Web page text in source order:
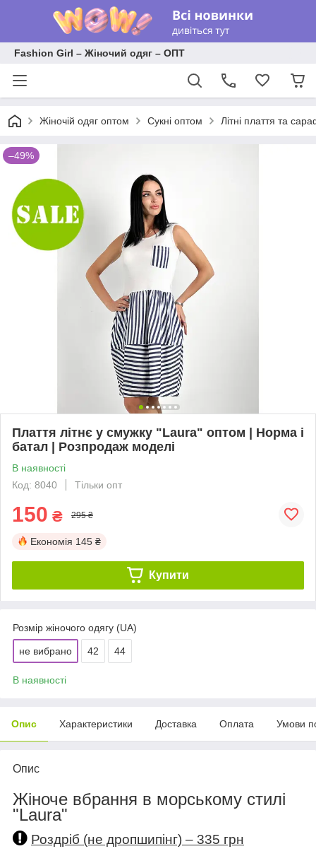
Fashion Girl – Жіночий одяг – ОПТ
Жіночій одяг оптом Сукні оптом Літні плаття та
–49%
Плаття літнє у смужку "Laura" оптом | Норма і
батал | Розпродаж моделі
В наявності
Код: 8040
Тільки опт
150 ₴ 295 ₴
Економія 145 ₴
Купити
Розмір жіночого одягу (UA)
не вибрано 42 44
В наявності
Опис Характеристики Доставка Оплата Умови
Опис
Жіноче вбрання в морському стилі
"Laura"
Роздріб (не дропшипінг) – 335 грн